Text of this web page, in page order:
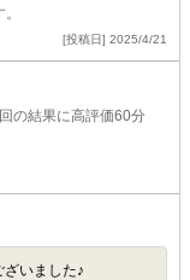
[投稿日] 2025/4/21
の結果に高評価60分
いました♪